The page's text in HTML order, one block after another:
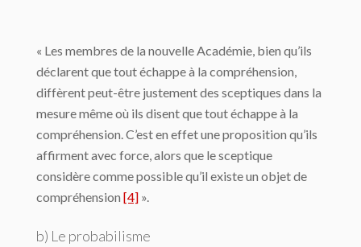
« Les membres de la nouvelle Académie, bien qu’ils
déclarent que tout échappe à la compréhension,
diffèrent peut-être justement des sceptiques dans la
mesure même où ils disent que tout échappe à la
compréhension. C’est en effet une proposition qu’ils
affirment avec force, alors que le sceptique
considère comme possible qu’il existe un objet de
compréhension [4] ».
b) Le probabilisme